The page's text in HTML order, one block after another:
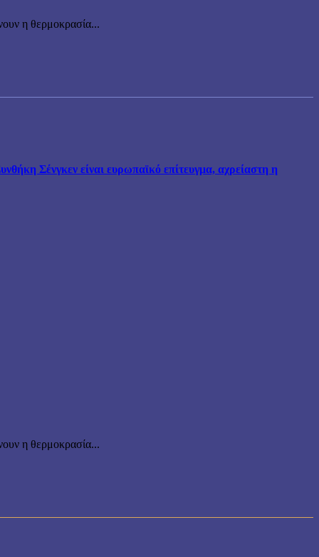
η θερμοκρασία...
Σένγκεν είναι ευρωπαϊκό επίτευγμα, αχρείαστη η
η θερμοκρασία...